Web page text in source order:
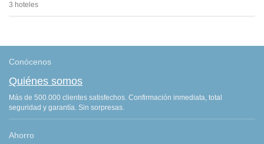
3 hoteles
Conócenos
Quiénes somos
Más de 500.000 clientes satisfechos. Confirmación inmediata, total
seguridad y garantía. Sin sorpresas.
Ahorro